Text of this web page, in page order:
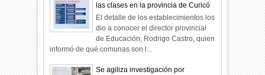
las clases en la provincia de Curicó
El detalle de los establecimientos los
dio a conocer el director provincial
de Educación, Rodrigo Castro, quien
informó de qué comunas son l...
Se agiliza investigación por